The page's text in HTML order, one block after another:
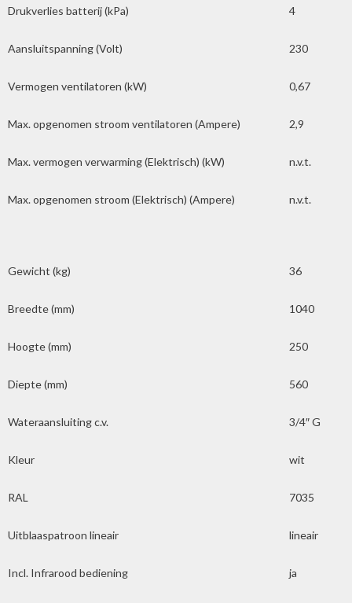
Drukverlies batterij (kPa)
Aansluitspanning (Volt)
Vermogen ventilatoren (kW)
Max. opgenomen stroom ventilatoren (Ampere)
Max. vermogen verwarming (Elektrisch) (kW)
Max. opgenomen stroom (Elektrisch) (Ampere)
4
230
0,67
2,9
n.v.t.
n.v.t.
Gewicht (kg)
Breedte (mm)
Hoogte (mm)
Diepte (mm)
Wateraansluiting c.v.
Kleur
RAL
Uitblaaspatroon lineair
Incl. Infrarood bediening
36
1040
250
560
3/4″ G
wit
7035
lineair
ja